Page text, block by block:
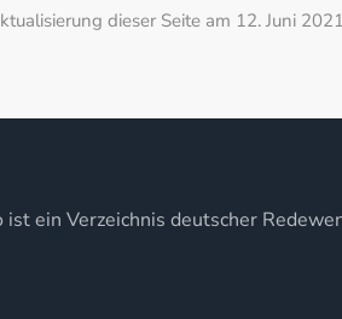
dieser Seite am 12. Juni
ist ein Verzeichnis deutscher